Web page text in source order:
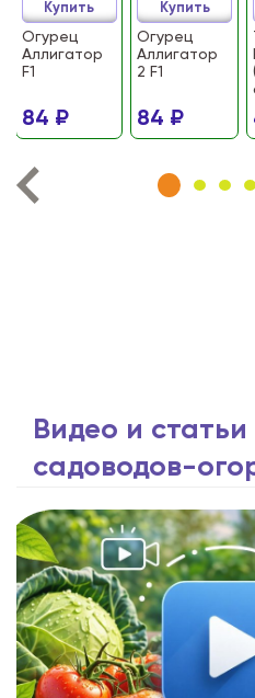
Огурец
Аллигатор
F1
84 ₽
Купить
Огурец
Аллигатор
2 F1
84 ₽
Купить
Видео и статьи
садоводов-